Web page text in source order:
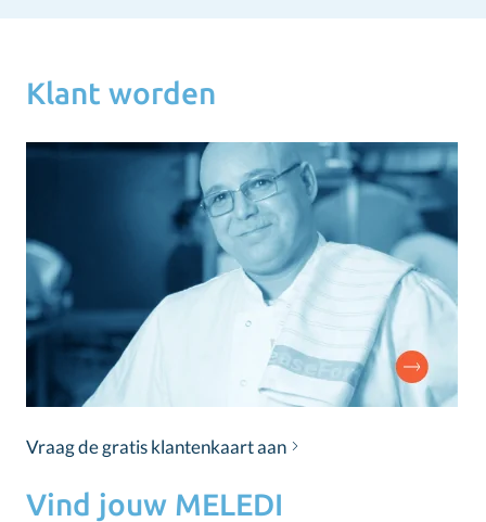
Klant worden
Vraag de gratis klantenkaart aan
Vind jouw MELEDI